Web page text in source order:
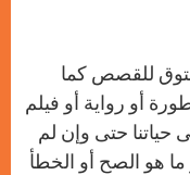
للقصص كما
أو رواية أو فيلم
حياتنا حتى وإن لم
ما هو الصح أو الخطأ